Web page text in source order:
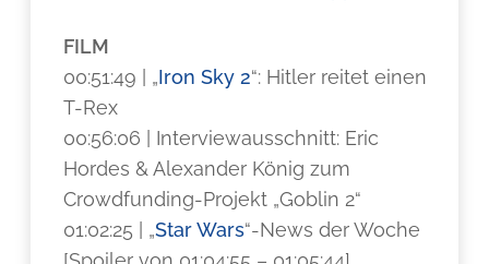
FILM
00:51:49 | „Iron Sky 2“: Hitler reitet einen
T-Rex
00:56:06 | Interviewausschnitt: Eric
Hordes & Alexander König zum
Crowdfunding-Projekt „Goblin 2“
01:02:25 | „Star Wars“-News der Woche